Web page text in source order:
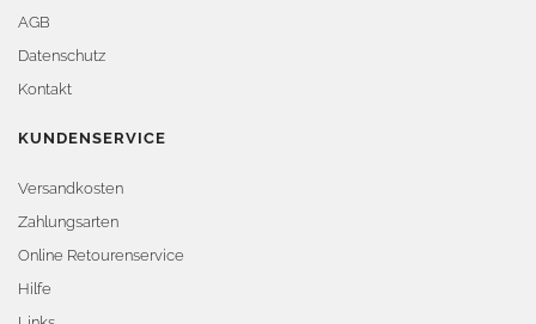
AGB
Datenschutz
Kontakt
KUNDENSERVICE
Versandkosten
Zahlungsarten
Online Retourenservice
Hilfe